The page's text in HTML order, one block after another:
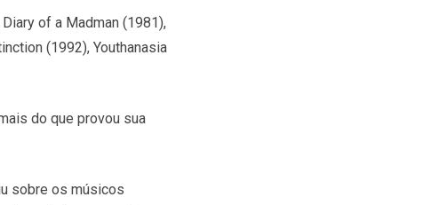
of a Madman (1981),
(1992), Youthanasia
do que provou sua
sobre os músicos